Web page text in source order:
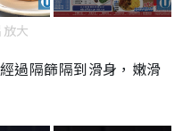
大
過隔篩隔到滑身，嫩滑